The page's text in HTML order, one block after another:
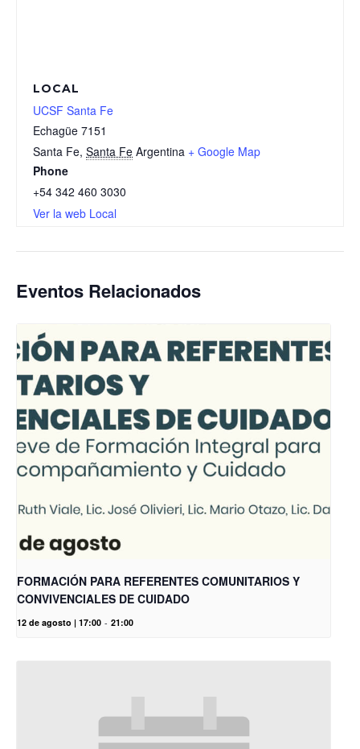
LOCAL
UCSF Santa Fe
Echagüe 7151
Santa Fe, Santa Fe Argentina + Google Map
Phone
+54 342 460 3030
Ver la web Local
Eventos Relacionados
FORMACIÓN PARA REFERENTES COMUNITARIOS Y
CONVIVENCIALES DE CUIDADO
12 de agosto | 17:00 - 21:00